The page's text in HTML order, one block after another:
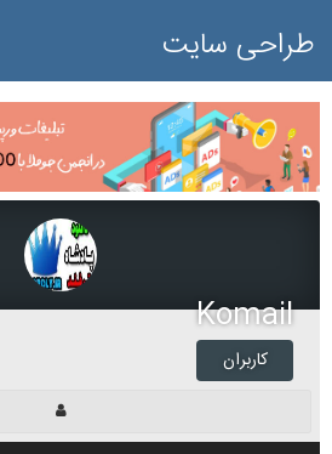
طراحی سایت
Komail
کاربران